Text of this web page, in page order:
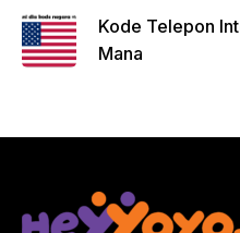
Kode Telepon
Mana